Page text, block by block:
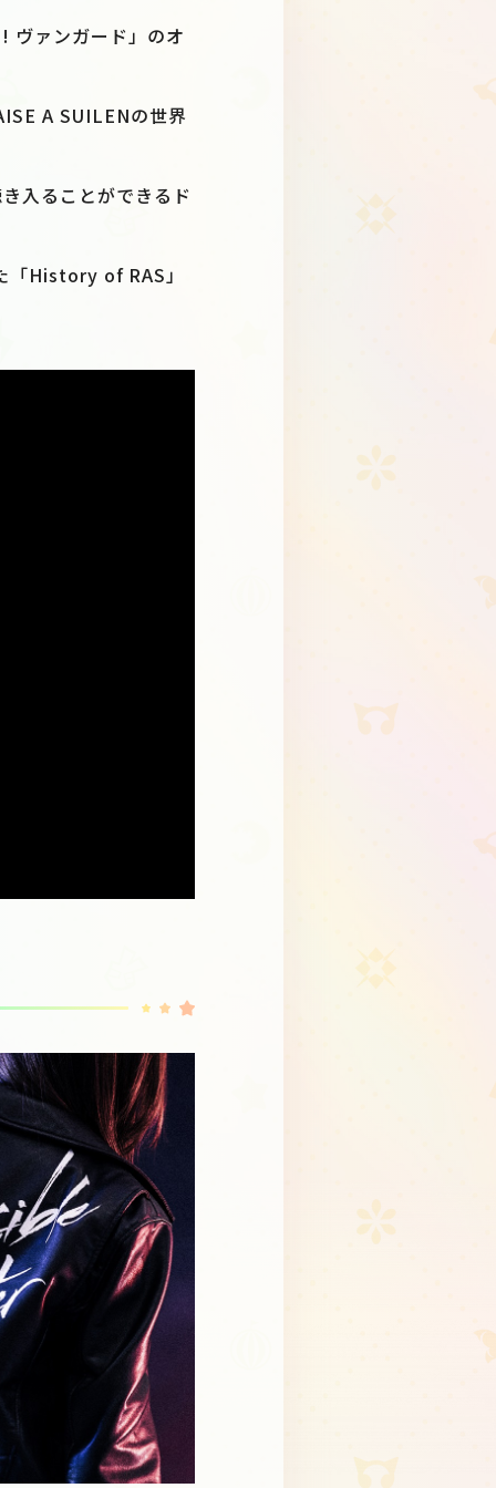
ヴァンガード」のオ
A SUILENの世界
入ることができるド
History of RAS」